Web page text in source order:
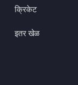
क्रिकेट
इतर खेळ